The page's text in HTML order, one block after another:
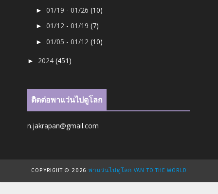
►01/19 - 01/26(10)
►01/12 - 01/19(7)
►01/05 - 01/12(10)
► 2024(451)
ติดต่อพาแว่นไปดูโลก
n.jakrapan@gmail.com
COPYRIGHT © 2026พาแว่นไปดูโลก VAN TO THE WORLD